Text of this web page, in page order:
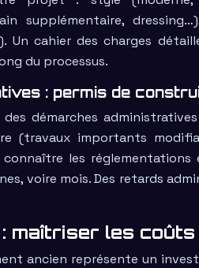
supplémentaire,
Un cahier des charges
du processus.
: permis de
des démarches
(travaux importants
les réglementations
voire mois. Des retards
: maîtriser les
ancien représente un